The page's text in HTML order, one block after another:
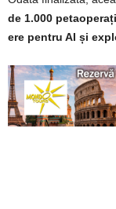
de 1.000
ere pentru AI și